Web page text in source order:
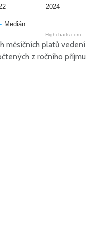
Medián
2024
Highcharts.com
měsíčních platů vedení
z ročního příjmu